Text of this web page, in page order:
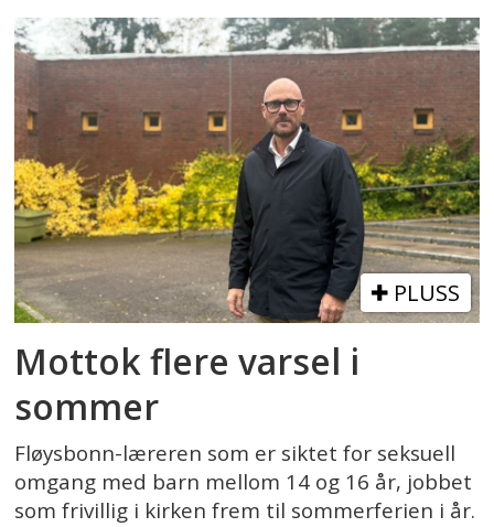
PLUSS
Mottok flere varsel i
sommer
Fløysbonn-læreren som er siktet for seksuell
omgang med barn mellom 14 og 16 år, jobbet
som frivillig i kirken frem til sommerferien i år.